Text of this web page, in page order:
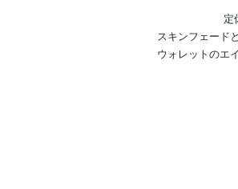
定
スキンフェード
ウォレットのエ